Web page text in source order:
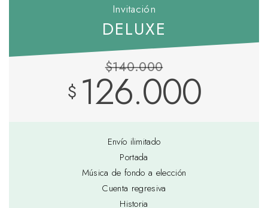
Invitación
DELUXE
$140.000
$ 126.000
Envío ilimitado
Portada
Música de fondo a elección
Cuenta regresiva
Historia